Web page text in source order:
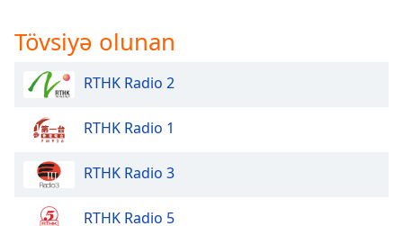
Color
Opacity
Caption
Background
Tövsiyə olunan
RTHK Radio 2
RTHK Radio 1
RTHK Radio 3
RTHK Radio 5